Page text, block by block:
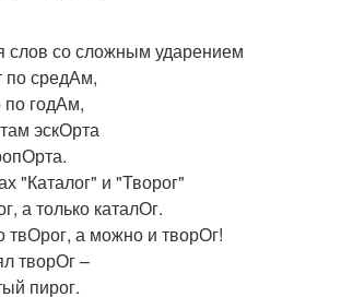
слов со сложным ударением
средАм,
годАм,
эскОрта
"Каталог" и "Творог"
а только каталОг.
а можно и творОг!
творОг –
пирог.